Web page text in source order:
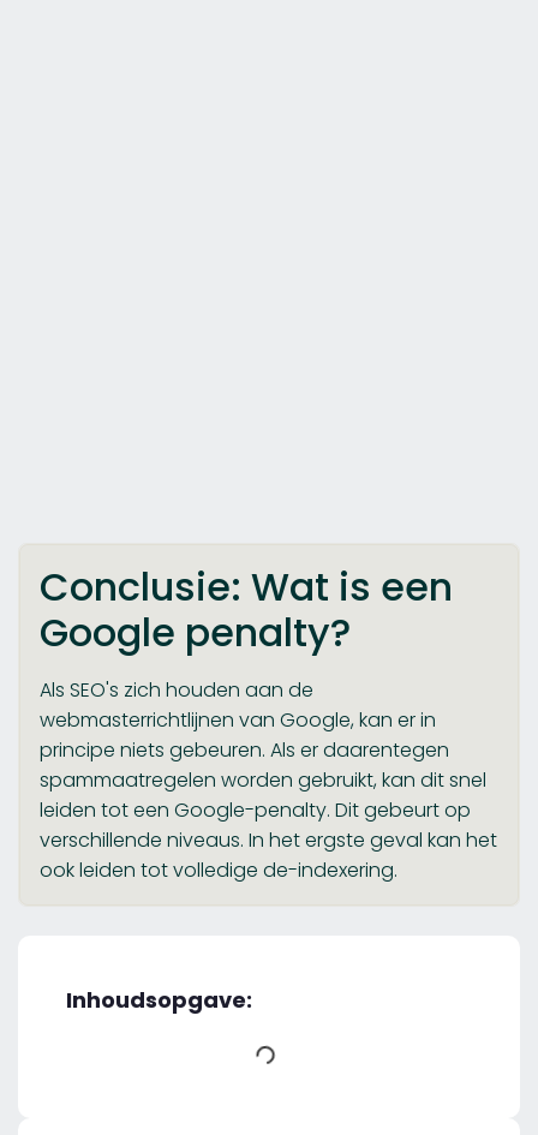
Conclusie: Wat is een
Google penalty?
Als SEO's zich houden aan de
webmasterrichtlijnen van Google, kan er in
principe niets gebeuren. Als er daarentegen
spammaatregelen worden gebruikt, kan dit snel
leiden tot een Google-penalty. Dit gebeurt op
verschillende niveaus. In het ergste geval kan het
ook leiden tot volledige de-indexering.
Inhoudsopgave: